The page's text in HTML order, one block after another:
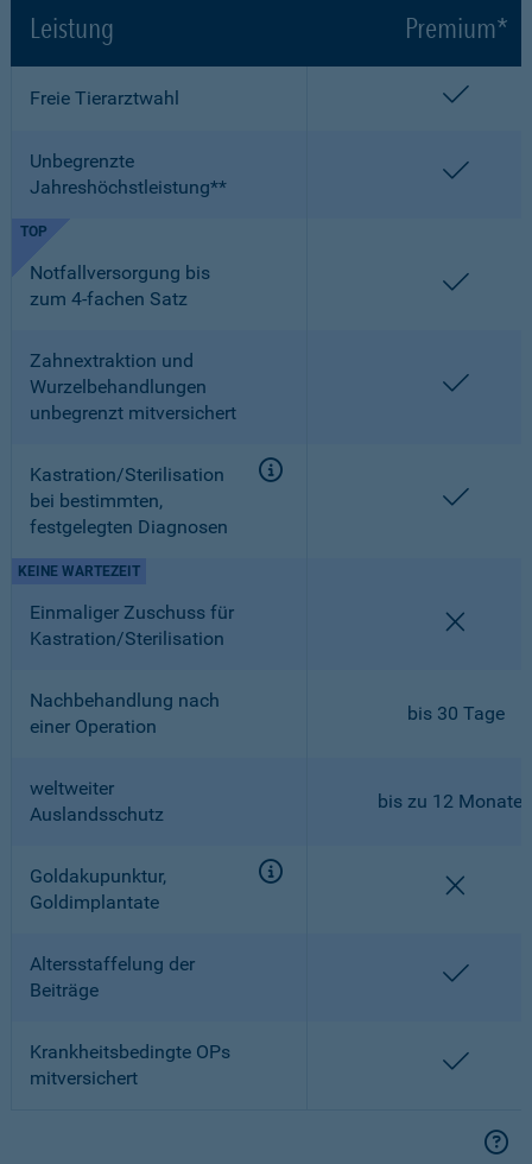
Leistung Premium*
Freie Tierarztwahl
Unbegrenzte
Jahreshöchstleistung**
Notfallversorgung bis
zum 4-fachen Satz
TOP
Zahnextraktion und
Wurzelbehandlungen
unbegrenzt mitversichert
Kastration/Sterilisation
bei bestimmten,
festgelegten Diagnosen
Einmaliger Zuschuss für
Kastration/Sterilisation
KEINE WARTEZEIT
Nachbehandlung nach
einer Operation
bis 30 Tage
weltweiter
Auslandsschutz
bis zu 12 Monaten
Goldakupunktur,
Goldimplantate
Altersstaffelung der
Beiträge
Krankheitsbedingte OPs
mitversichert